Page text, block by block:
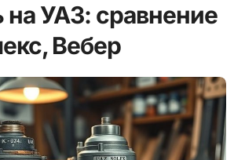
на УАЗ: сравнение
Вебер